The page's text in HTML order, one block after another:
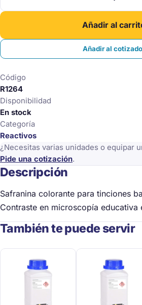
Añadir al
Añadir al
Código
R1264
Disponibilidad
En stock
Categoría
Reactivos
¿Necesitas varias unidades o equipar
Pide una cotización.
Descripción
Safranina colorante para tinciones
Contraste en microscopía educativa
También te puede servir